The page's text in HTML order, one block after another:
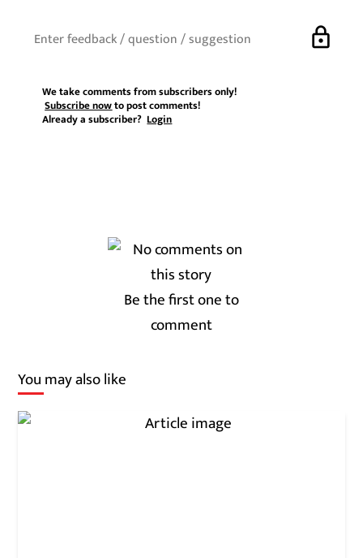
lock
We take comments from subscribers only!
Subscribe nowto post comments!
Already a subscriber?Login
Be the first one to
comment
You may also like